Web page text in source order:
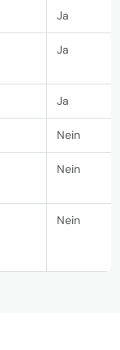
Ja
Ja
Ja
Nein
Nein
Nein